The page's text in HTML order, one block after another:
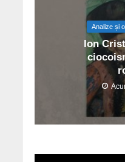
Analize și
Ion